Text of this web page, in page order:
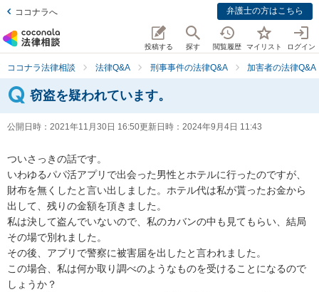
ココナラへ 弁護士の方はこちら
投稿する 探す 閲覧履歴 マイリスト ログイン
ココナラ法律相談 法律Q&A 刑事事件の法律Q&A 加害者の法律Q&A
窃盗を疑われています。
公開日時： 2021年11月30日 16:50更新日時： 2024年9月4日 11:43
ついさっきの話です。
いわゆるパパ活アプリで出会った男性とホテルに行ったのですが、
財布を無くしたと言い出しました。ホテル代は私が貰ったお金から
出して、残りの金額を頂きました。
私は決して盗んでいないので、私のカバンの中も見てもらい、結局
その場で別れました。
その後、アプリで警察に被害届を出したと言われました。
この場合、私は何か取り調べのようなものを受けることになるので
しょうか？